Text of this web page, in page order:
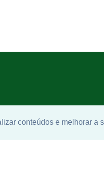
conteúdos e melhorar